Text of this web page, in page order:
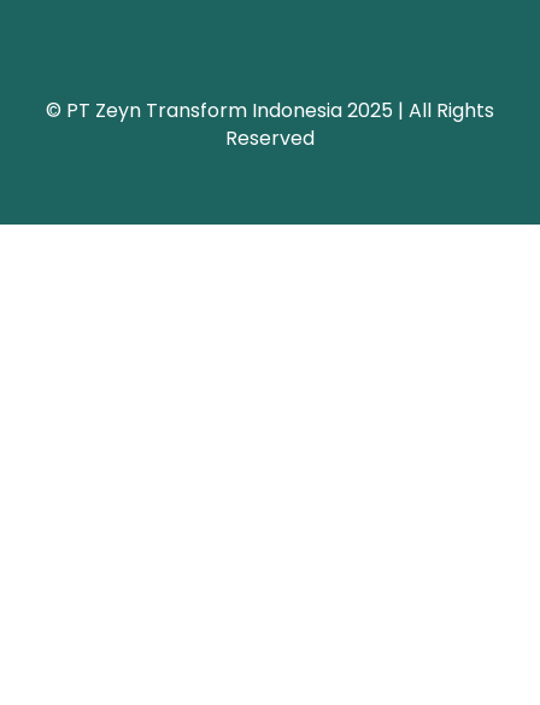
© PT Zeyn Transform Indonesia 2025 | All Rights
Reserved